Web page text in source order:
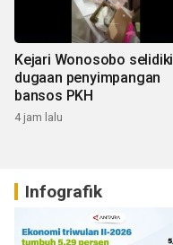
Kejari Wonosobo selidiki
dugaan penyimpangan
bansos PKH
4 jam lalu
Infografik